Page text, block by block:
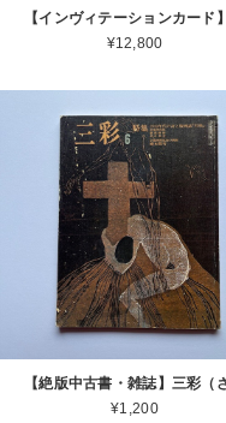
¥12,800
¥1,200